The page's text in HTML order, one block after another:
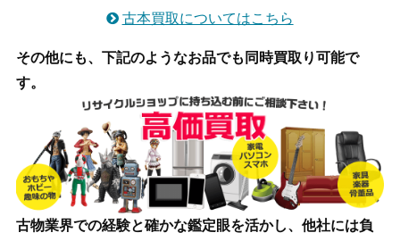
古本買取についてはこちら
その他にも、下記のようなお品でも同時買取り可能で
す。
古物業界での経験と確かな鑑定眼を活かし、他社には負